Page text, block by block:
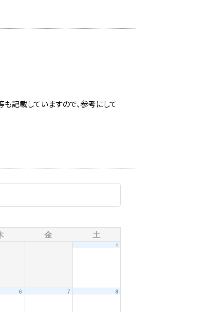
記載していますので、参考にして
金 土
1
6 7 8